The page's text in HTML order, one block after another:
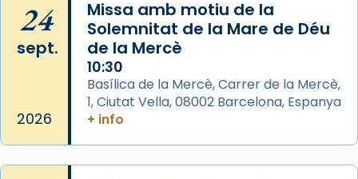
Foto
View on Facebook · Share
24
sept.
2026
Missa amb motiu de la
Solemnitat de la Mare de Déu
de la Mercè
10:30
Basílica de la Mercè, Carrer de la Mercè,
1, Ciutat Vella, 08002 Barcelona, Espanya
+ info